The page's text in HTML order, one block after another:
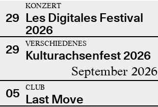
29
KONZERT
Les Digitales Festival
2026
29 VERSCHIEDENES
Kulturachsenfest 2026
September 2026
05 CLUB
Last Move